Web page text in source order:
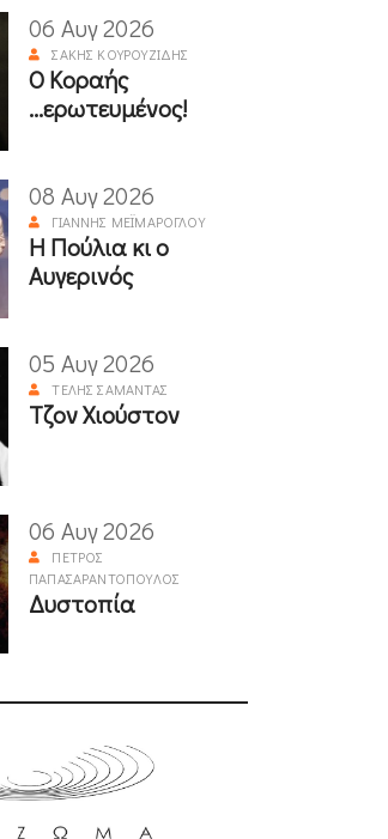
06 Αυγ 2026
ΣΆΚΗΣ ΚΟΥΡΟΥΖΊΔΗΣ
Ο Κοραής
...ερωτευμένος!
08 Αυγ 2026
ΓΙΆΝΝΗΣ ΜΕΪΜΆΡΟΓΛΟΥ
Η Πούλια κι ο
Αυγερινός
05 Αυγ 2026
ΤΈΛΗΣ ΣΑΜΑΝΤΆΣ
Τζον Χιούστον
06 Αυγ 2026
ΠΈΤΡΟΣ
ΠΑΠΑΣΑΡΑΝΤΌΠΟΥΛΟΣ
Δυστοπία